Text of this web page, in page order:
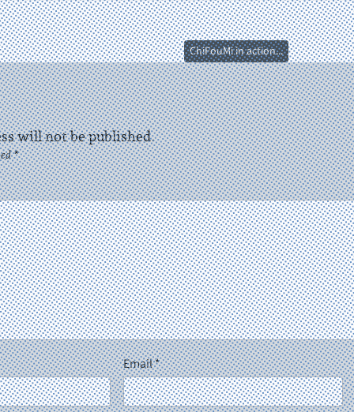
ChiFouMi in action...
will not be published.
*
Email*